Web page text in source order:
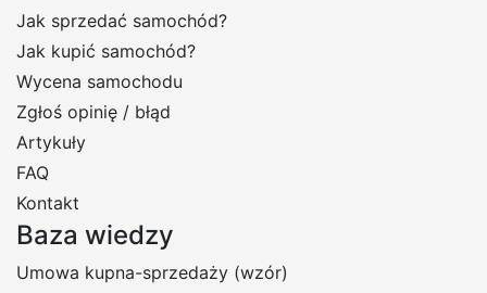
Jak sprzedać samochód?
Jak kupić samochód?
Wycena samochodu
Zgłoś opinię / błąd
Artykuły
FAQ
Kontakt
Baza wiedzy
Umowa kupna-sprzedaży (wzór)